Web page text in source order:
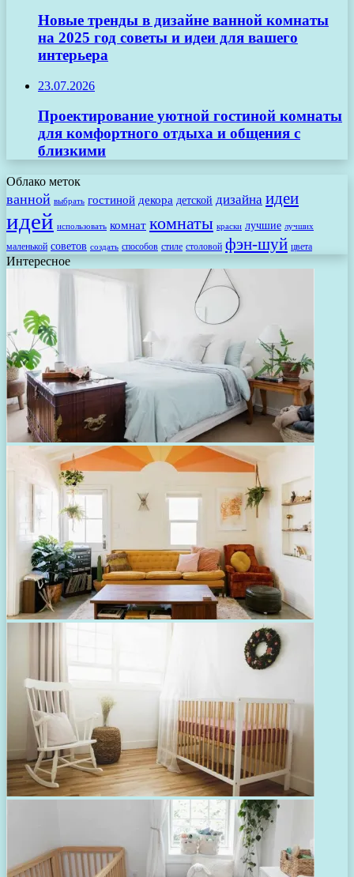
Новые тренды в дизайне ванной комнаты
на 2025 год советы и идеи для вашего
интерьера
23.07.2026
Проектирование уютной гостиной комнаты
для комфортного отдыха и общения с
близкими
Облако меток
ванной выбрать гостиной декора детской дизайна идеи
идей использовать комнат комнаты краски лучшие лучших
маленькой советов создать способов стиле столовой фэн-шуй цвета
Интересное